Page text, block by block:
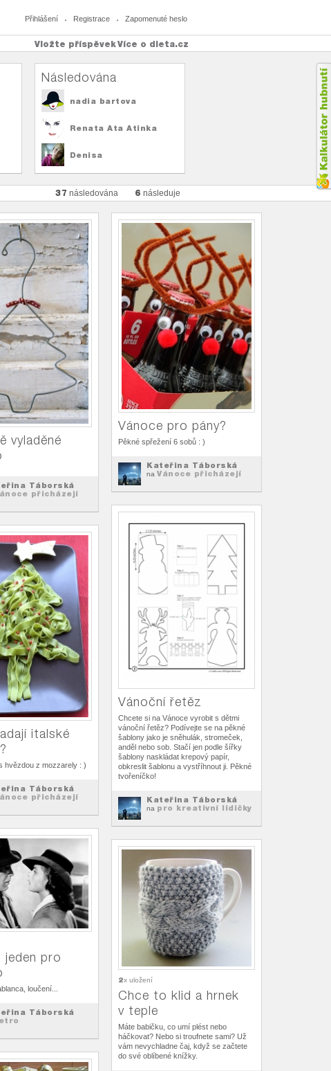
Přihlášení Registrace Zapomenuté heslo
Více o dieta.cz
Vložte příspěvek
Následována
nadia bartova
Renata Ata Atinka
Denisa
37 následována 6 následuje
vyladěné
Táborská
přicházejí
Vánoce pro pány?
Pěkné spřežení 6 sobů : )
Kateřina Táborská
na Vánoce přicházejí
Vánoční řetěz
Chcete si na Vánoce vyrobit s dětmi
vánoční řetěz? Podívejte se na pěkné
šablony jako je sněhulák, stromeček,
anděl nebo sob. Stačí jen podle šířky
šablony naskládat krepový papír,
obkreslit šablonu a vystříhnout ji. Pěkné
tvořeníčko!
Kateřina Táborská
na pro kreativní lidičky
italské
hvězdou z mozzarely : )
Táborská
přicházejí
jeden pro
loučení...
Táborská
2x uložení
Chce to klid a hrnek
v teple
Máte babičku, co umí plést nebo
háčkovat? Nebo si troufnete sami? Už
vám nevychladne čaj, když se začtete
do své oblíbené knížky.